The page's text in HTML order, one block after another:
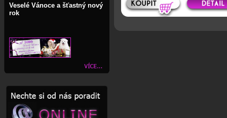
Veselé Vánoce a šťastný nový
rok